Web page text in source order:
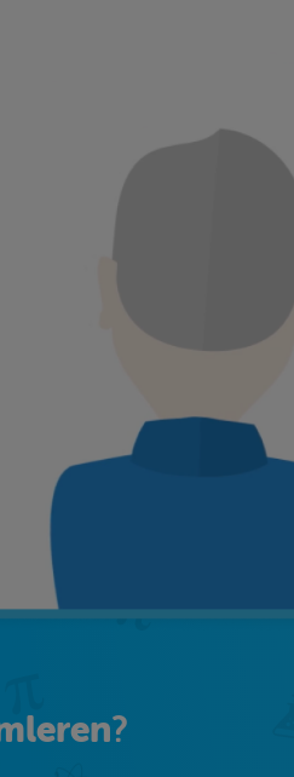
?